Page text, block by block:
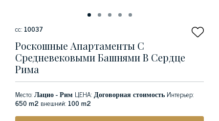
сс: 10037
Роскошные Апартаменты С
Средневековыми Башнями В Сердце
Рима
Место:Лацио - Рим ЦЕНА:Договорная стоимость Интерьер:
650 m2 внешний: 100 m2